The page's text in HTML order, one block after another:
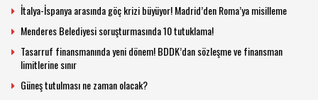
İtalya-İspanya arasında göç krizi büyüyor! Madrid’den Roma’ya misilleme
Menderes Belediyesi soruşturmasında 10 tutuklama!
Tasarruf finansmanında yeni dönem! BDDK’dan sözleşme ve finansman
limitlerine sınır
Güneş tutulması ne zaman olacak?